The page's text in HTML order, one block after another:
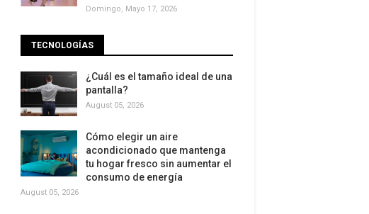
Domingo, Mayo 17, 2026
TECNOLOGÍAS
¿Cuál es el tamaño ideal de una
pantalla?
August 05, 2026
Cómo elegir un aire
acondicionado que mantenga
tu hogar fresco sin aumentar el
consumo de energía
August 05, 2026